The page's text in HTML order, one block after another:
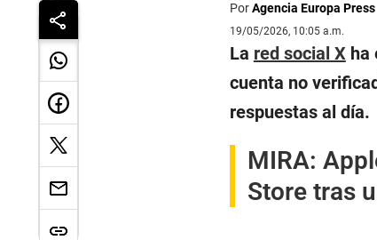
PorAgencia Europa Press
19/05/2026, 10:05 a.m.
La red social Xha
cuenta no
respuestas al día.
MIRA:
Store tras